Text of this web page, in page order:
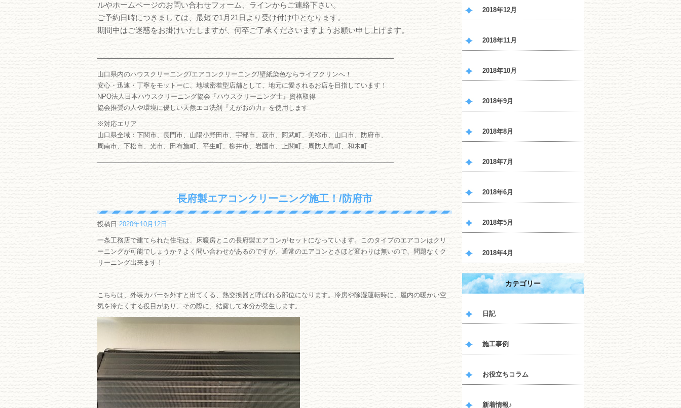
ルやホームページのお問い合わせフォーム、ラインからご連絡下さい。
ご予約日時につきましては、最短で1月21日より受け付け中となります。
期間中はご迷惑をお掛けいたしますが、何卒ご了承くださいますようお願い申し上げます。
―――――――――――――――――――――――――――――――――――――――――――――
山口県内のハウスクリーニング/エアコンクリーニング/壁紙染色ならライフクリンへ！
安心・迅速・丁寧をモットーに、地域密着型店舗として、地元に愛されるお店を目指しています！
NPO法人日本ハウスクリーニング協会『ハウスクリーニング士』資格取得
協会推奨の人や環境に優しい天然エコ洗剤『えがおの力』を使用します
※対応エリア
山口県全域：下関市、長門市、山陽小野田市、宇部市、萩市、阿武町、美祢市、山口市、防府市、
周南市、下松市、光市、田布施町、平生町、柳井市、岩国市、上関町、周防大島町、和木町
―――――――――――――――――――――――――――――――――――――――――――――
長府製エアコンクリーニング施工！/防府市
投稿日 2020年10月12日
一条工務店で建てられた住宅は、床暖房とこの長府製エアコンがセットになっています。このタイプのエアコンはクリ
ーニングが可能でしょうか？よく問い合わせがあるのですが、通常のエアコンとさほど変わりは無いので、問題なくク
リーニング出来ます！
こちらは、外装カバーを外すと出てくる、熱交換器と呼ばれる部位になります。冷房や除湿運転時に、屋内の暖かい空
気を冷たくする役目があり、その際に、結露して水分が発生します。
2018年12月
2018年11月
2018年10月
2018年9月
2018年8月
2018年7月
2018年6月
2018年5月
2018年4月
カテゴリー
日記
施工事例
お役立ちコラム
新着情報♪